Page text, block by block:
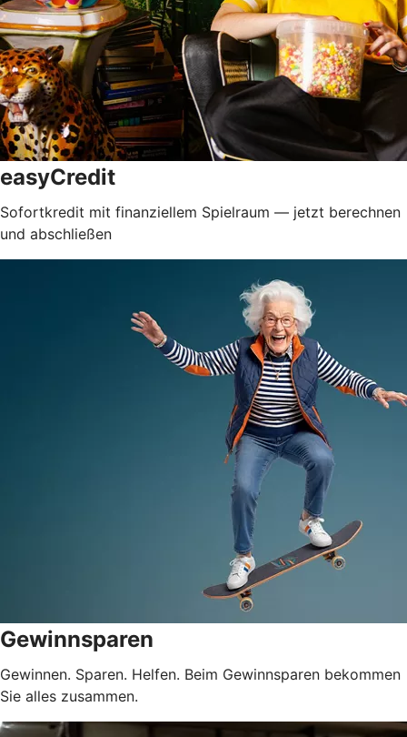
easyCredit
Sofortkredit mit finanziellem Spielraum — jetzt berechnen
und abschließen
Gewinnsparen
Gewinnen. Sparen. Helfen. Beim Gewinnsparen bekommen
Sie alles zusammen.